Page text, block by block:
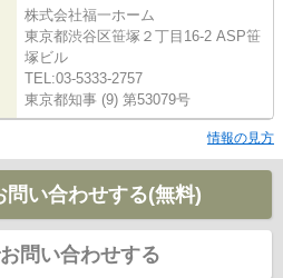
株式会社福一ホーム
東京都渋谷区笹塚２丁目16-2 ASP笹
塚ビル
TEL:03-5333-2757
東京都知事 (9) 第53079号
情報の見方
問い合わせする(無料)
問い合わせする